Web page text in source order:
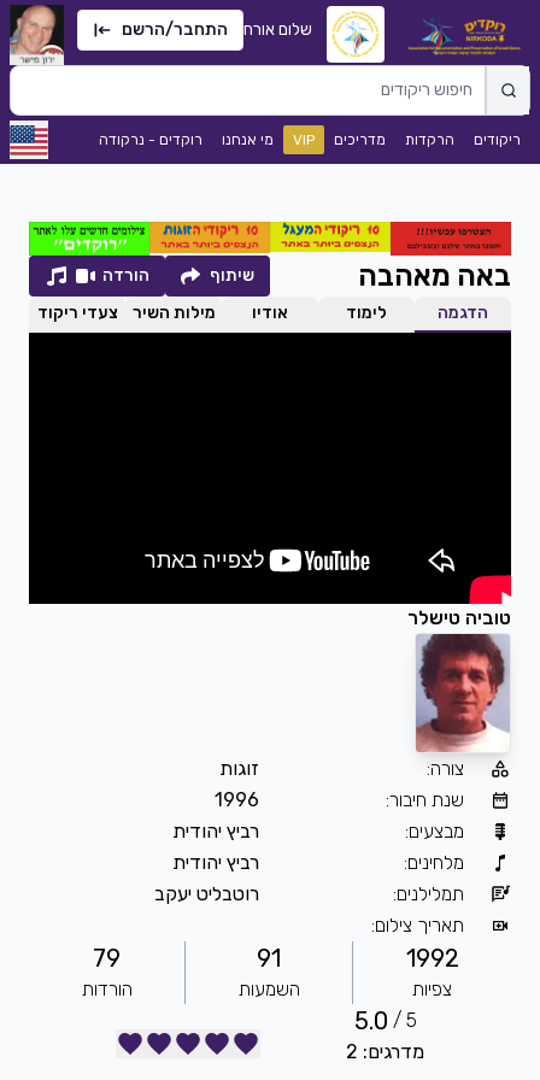
שלום אורח התחבר/הרשם
ריקודים הרקדות מדריכים VIP מי אנחנו רוקדים - נרקודה
באה מאהבה שיתוף
הורדה
הדגמה
לימוד אודיו מילות השיר צעדי ריקוד
טוביה טישלר
צורה:
זוגות
שנת חיבור:
1996
מבצעים:
רביץ יהודית
מלחינים:
רביץ יהודית
תמלילנים:
רוטבליט יעקב
תאריך צילום:
1992
צפיות
91
השמעות
79
הורדות
5 /
5.0
מדרגים: 2